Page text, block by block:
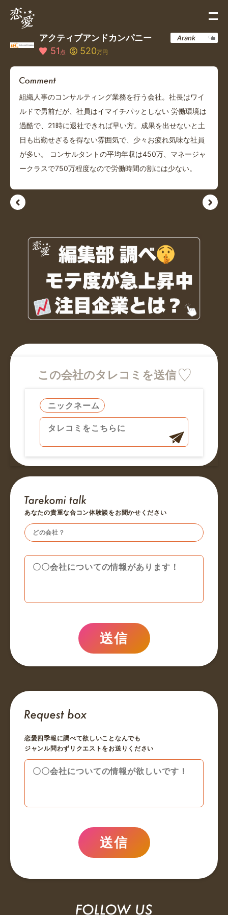
アクティブアンドカンパニー
51 点 520万円
Arank
組織人事のコンサルティング業務を行う会社。社長はワイ
ルドで男前だが、社員はイマイチパッとしない 労働環境は
過酷で、21時に退社できれば早い方。成果を出せないと土
日も出勤せざるを得ない雰囲気で、少々お疲れ気味な社員
が多い。 コンサルタントの平均年収は450万、マネージャ
ークラスで750万程度なので労働時間の割には少ない。
この会社のタレコミを送信
あなたの貴重な合コン体験談をお聞かせください
送信
恋愛四季報に調べて欲しいことなんでも
ジャンル問わずリクエストをお送りください
送信